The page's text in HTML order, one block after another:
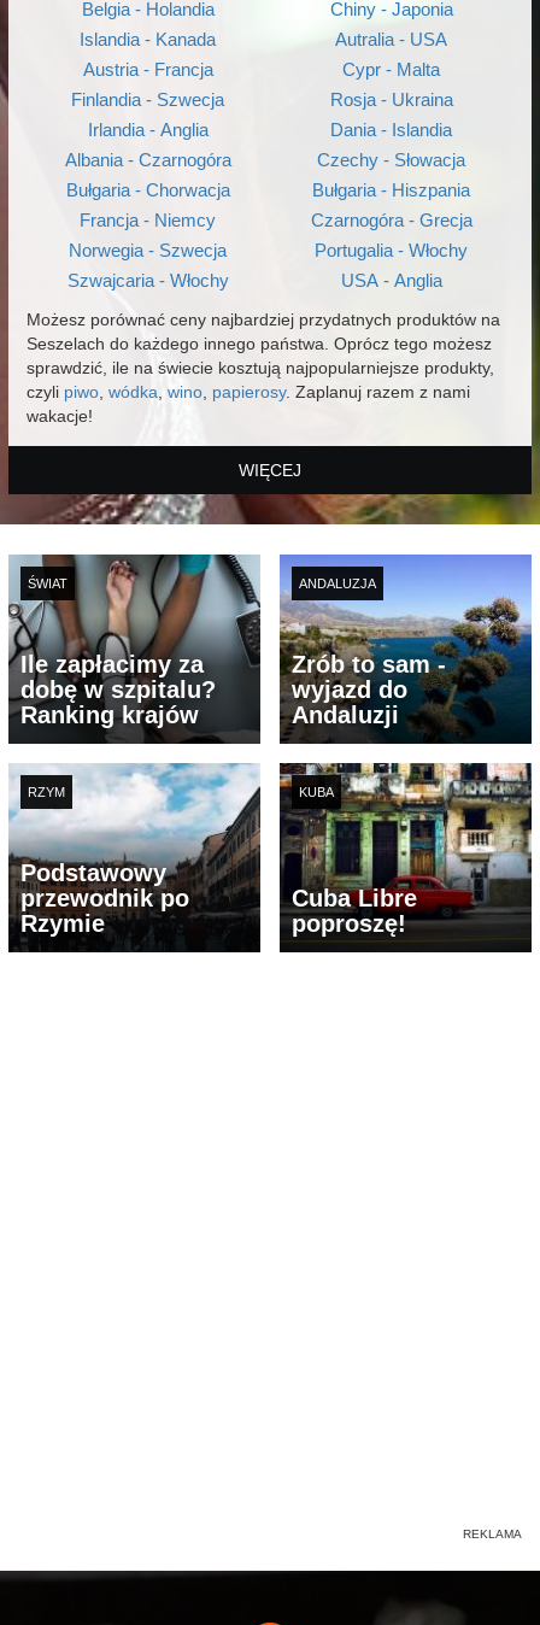
Belgia - Holandia
Islandia - Kanada
Austria - Francja
Finlandia - Szwecja
Irlandia - Anglia
Albania - Czarnogóra
Bułgaria - Chorwacja
Francja - Niemcy
Norwegia - Szwecja
Szwajcaria - Włochy
Chiny - Japonia
Autralia - USA
Cypr - Malta
Rosja - Ukraina
Dania - Islandia
Czechy - Słowacja
Bułgaria - Hiszpania
Czarnogóra - Grecja
Portugalia - Włochy
USA - Anglia
Możesz porównać ceny najbardziej przydatnych produktów na
Seszelach do każdego innego państwa. Oprócz tego możesz
sprawdzić, ile na świecie kosztują najpopularniejsze produkty,
czyli piwo wódka wino papierosy. Zaplanuj razem z nami
wakacje!
WIĘCEJ
ŚWIAT
Ile zapłacimy za
dobę w szpitalu?
Ranking krajów
ANDALUZJA
Zrób to sam -
wyjazd do
Andaluzji
RZYM
Podstawowy
przewodnik po
Rzymie
KUBA
Cuba Libre
poproszę!